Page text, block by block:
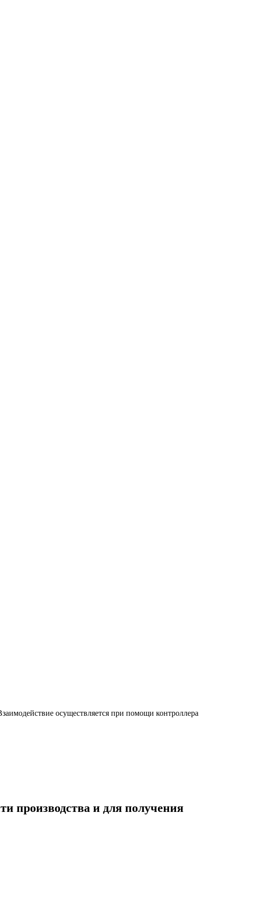
осуществляется при помощи контроллера
производства и для получения